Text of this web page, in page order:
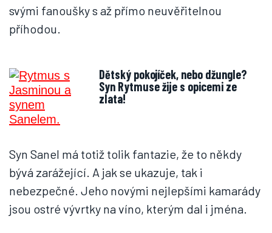
svými fanoušky s až přímo neuvěřitelnou
příhodou.
Dětský pokojíček, nebo džungle?
Syn Rytmuse žije s opicemi ze
zlata!
Syn Sanel má totiž tolik fantazie, že to někdy
bývá zarážející. A jak se ukazuje, tak i
nebezpečné. Jeho novými nejlepšími kamarády
jsou ostré vývrtky na víno, kterým dal i jména.